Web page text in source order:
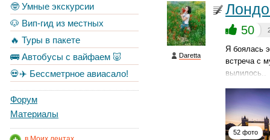
🤓 Умные экскурсии
🐶 Вип-гид из местных
🔥 Туры в пакете
🚌 Автобусы с вайфаем 🐷
💀✈️ Бессметрное авиасало!
Форум
Материалы
Daretta
50
Я боялась
встреча с
вылилось..
52 фото